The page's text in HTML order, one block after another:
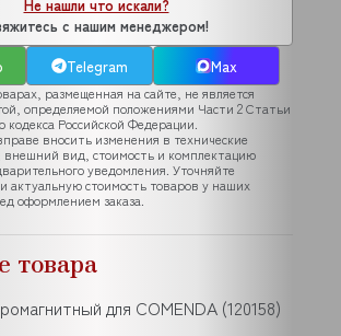
Не нашли что искали?
с нашим менеджером!
Telegram Max
размещенная на сайте, не является
определяемой положениями Части 2 Статьи
кодекса Российской Федерации.
вносить изменения в технические
внешний вид, стоимость и комплектацию
уведомления. Уточняйте
актуальную стоимость товаров у наших
оформлением заказа.
товара
для COMENDA (120158)